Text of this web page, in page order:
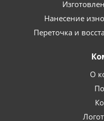
Нанесение
Переточка и
О